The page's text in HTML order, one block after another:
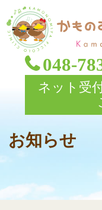
048-
ネット受
お知らせ